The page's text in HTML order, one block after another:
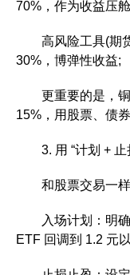
70%，作为收益压
高风险工具(期货
30%，博弹性收益;
更重要的是，铜
15%，用股票、债
3. 用 “计划 + 止
和股票交易一样
入场计划：明确 “
ETF 回调到 1.2 元